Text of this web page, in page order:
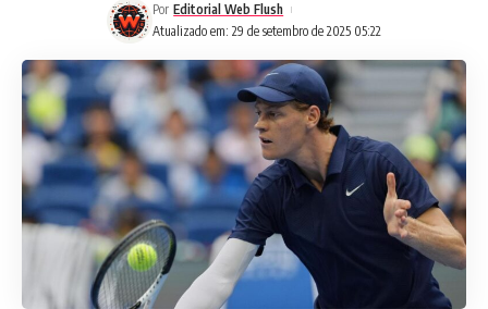
Atualizado em: 29 de setembro de 2025 05:22
Por Editorial Web Flush